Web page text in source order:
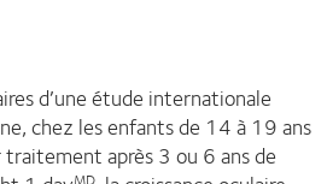
d’une étude internationale
chez les enfants de 14 à 19 ans
après 3 ou 6 ans de
MD